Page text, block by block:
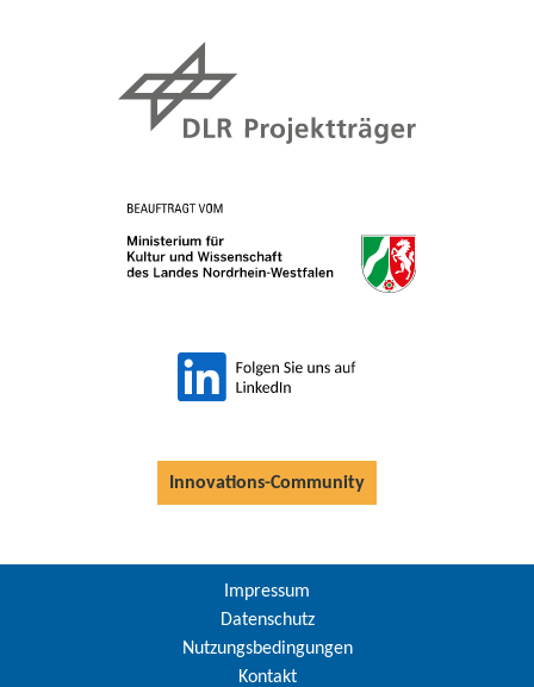
Innovations-Community
Impressum
Datenschutz
Nutzungsbedingungen
Kontakt